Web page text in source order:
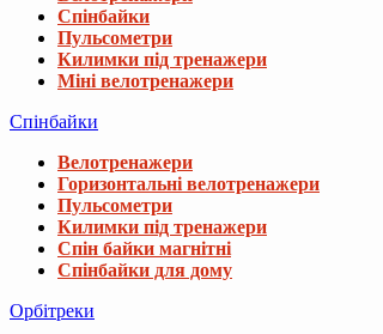
Спінбайки
Пульсометри
Килимки під тренажери
Міні велотренажери
Спінбайки
Велотренажери
Горизонтальні велотренажери
Пульсометри
Килимки під тренажери
Спін байки магнітні
Спінбайки для дому
Орбітреки